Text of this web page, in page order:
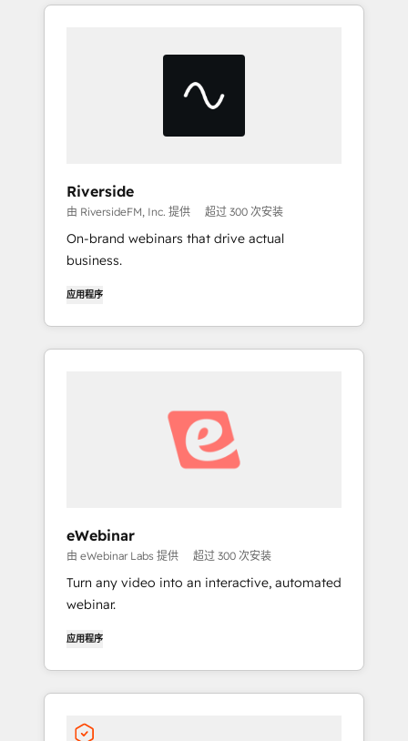
Riverside
由 RiversideFM, Inc. 提供 超过 300 次安装
On-brand webinars that drive actual
business.
应用程序
eWebinar
由 eWebinar Labs 提供 超过 300 次安装
Turn any video into an interactive, automated
webinar.
应用程序